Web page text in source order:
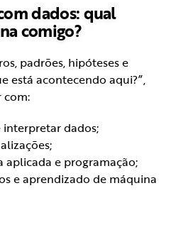
dados: qual
comigo?
padrões, hipóteses e
está acontecendo aqui?”,
com:
interpretar dados;
aplicada e programação;
e aprendizado de máquina